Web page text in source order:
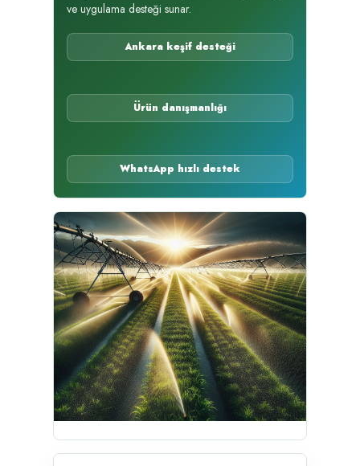
ve uygulama desteği sunar.
Ankara keşif desteği
Ürün danışmanlığı
WhatsApp hızlı destek